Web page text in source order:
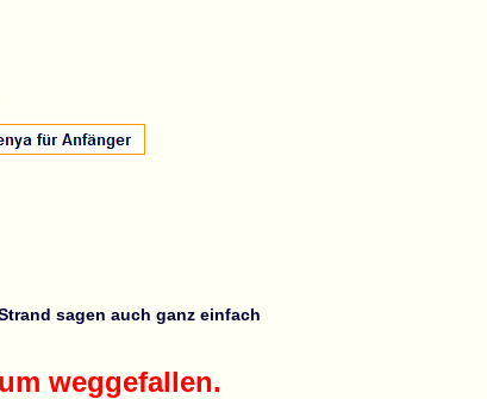
sagen auch ganz einfach
weggefallen.